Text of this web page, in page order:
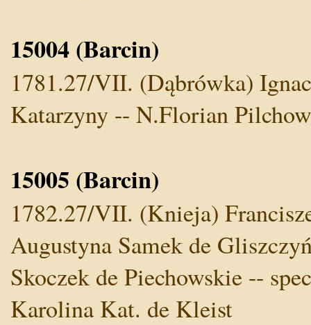
15004 (Barcin)
1781.27/VII. (Dąbrówka)
Katarzyny -- N.Florian
15005 (Barcin)
1782.27/VII. (Knieja)
Augustyna Samek de
Skoczek de Piechowskie --
Karolina Kat. de Kleist